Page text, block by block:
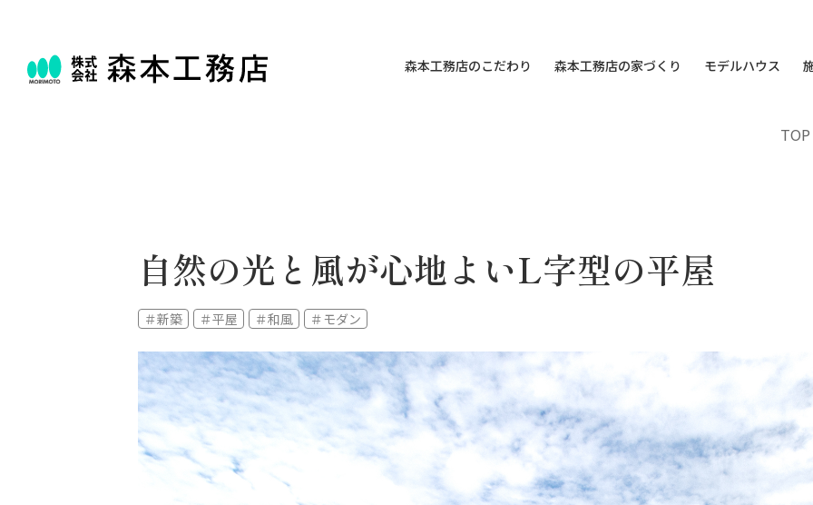
森本工務店のこだわり 森本工務店の家づくり モデルハウス
TOP
自然の光と風が心地よいL字型の平屋
＃新築 ＃平屋 ＃和風 ＃モダン